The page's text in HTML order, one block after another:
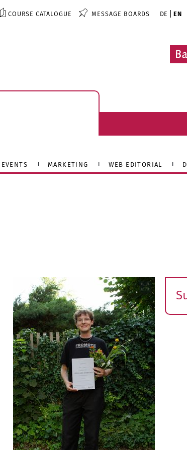
COURSE CATALOGUE MESSAGE BOARDS DE EN
EVENTS MARKETING WEB EDITORIAL